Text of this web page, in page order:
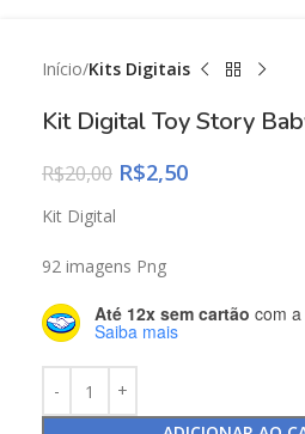
Início Kits Digitais
Kit Digital Toy Story
R$20,00 R$2,50
Kit Digital
92 imagens Png
Até 12x sem cartão com
Saiba mais